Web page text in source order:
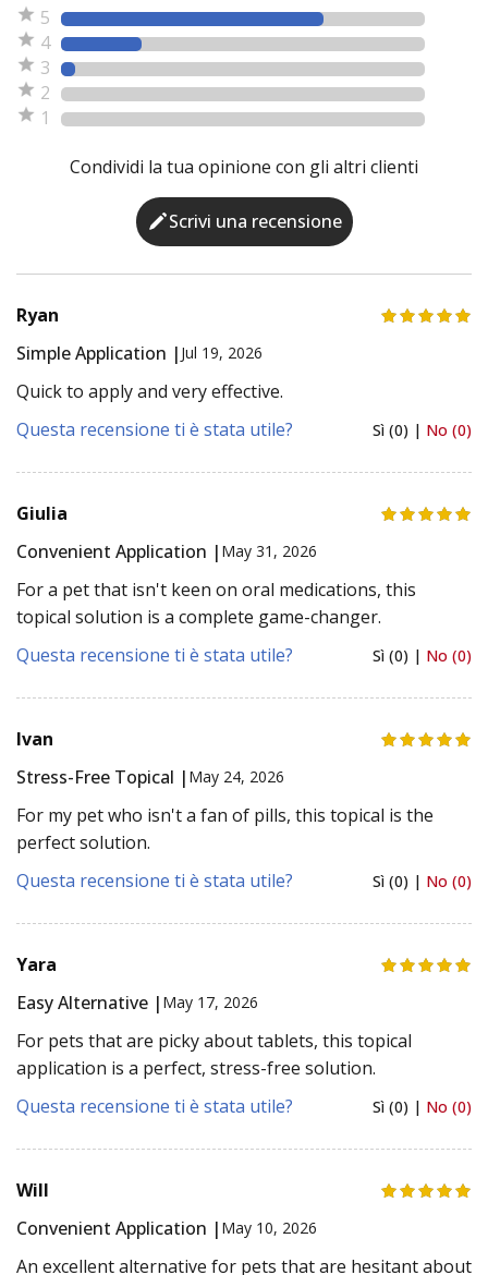
5
4
3
2
1
Condividi la tua opinione con gli altri clienti
Scrivi una recensione
Ryan
Simple Application | Jul 19, 2026
Quick to apply and very effective.
Questa recensione ti è stata utile?
Sì (0) | No (0)
Giulia
Convenient Application | May 31, 2026
For a pet that isn't keen on oral medications, this
topical solution is a complete game-changer.
Questa recensione ti è stata utile?
Sì (0) | No (0)
Ivan
Stress-Free Topical | May 24, 2026
For my pet who isn't a fan of pills, this topical is the
perfect solution.
Questa recensione ti è stata utile?
Sì (0) | No (0)
Yara
Easy Alternative | May 17, 2026
For pets that are picky about tablets, this topical
application is a perfect, stress-free solution.
Questa recensione ti è stata utile?
Sì (0) | No (0)
Will
Convenient Application | May 10, 2026
An excellent alternative for pets that are hesitant about